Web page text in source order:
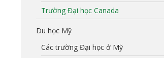
Trường Đại học Canada
Du học Mỹ
Các trường Đại học ở Mỹ